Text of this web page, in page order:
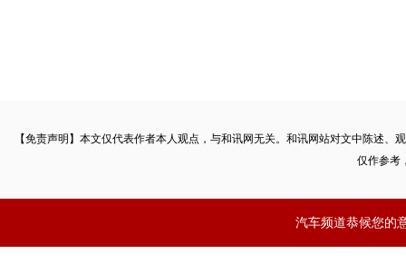
【免责声明】本文仅代表作者本人观点，与和讯网无关。和讯网站对文中陈述
仅作参考
汽车频道恭候您的